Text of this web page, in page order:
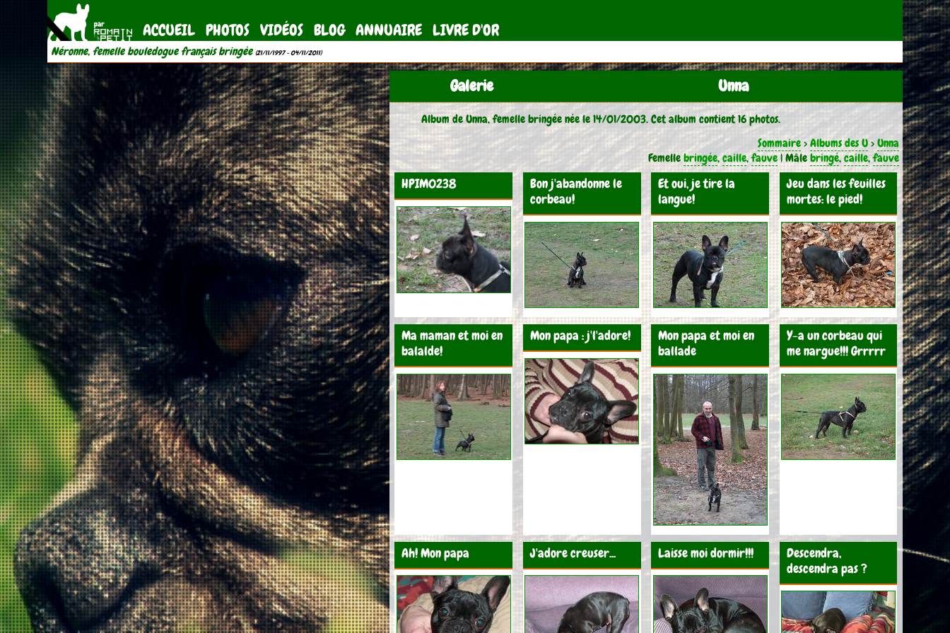
ACCUEIL PHOTOS VIDÉOS BLOG ANNUAIRE LIVRE D'OR
Néronne, femelle bouledogue français bringée (21/11/1997 - 04/11/2011)
Galerie Unna
Album de Unna, femelle bringée née le 14/01/2003. Cet album contient 16 photos.
Sommaire>Albums des U>Unna
Femellebringée,caille,fauve| Mâlebringé,caille,fauve
HPIM0238
Bon j'abandonne le
corbeau!
Et oui, je tire la
langue!
Jeu dans les feuilles
mortes: le pied!
Ma maman et moi en
balalde!
Mon papa : j'l'adore!
Mon papa et moi en
ballade
Y-a un corbeau qui
me nargue!!! Grrrrr
Ah! Mon papa J'adore creuser... Laisse moi dormir!!!
Descendra,
descendra pas ?